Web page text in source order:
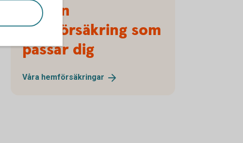
Välj en
hemförsäkring som
passar dig
Våra hemförsäkringar